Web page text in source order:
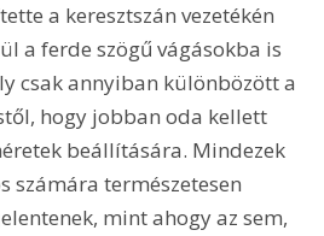
a keresztszán vezetékén
a ferde szögű vágásokba is
csak annyiban különbözött a
hogy jobban oda kellett
beállítására. Mindezek
számára természetesen
mint ahogy az sem,